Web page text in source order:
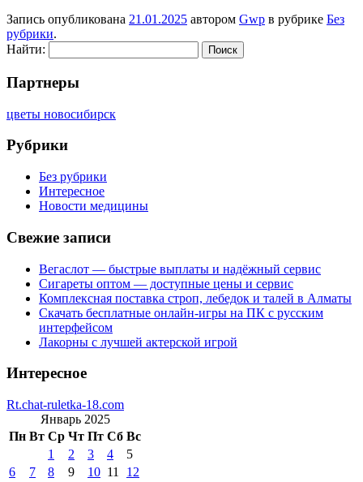
Запись опубликована 21.01.2025 автором Gwp в рубрике Без
рубрики.
Найти:
Партнеры
цветы новосибирск
Рубрики
Без рубрики
Интересное
Новости медицины
Свежие записи
Вегаслот — быстрые выплаты и надёжный сервис
Сигареты оптом — доступные цены и сервис
Комплексная поставка строп, лебедок и талей в Алматы
Скачать бесплатные онлайн-игры на ПК с русским
интерфейсом
Лакорны с лучшей актерской игрой
Интересное
Rt.chat-ruletka-18.com
Январь 2025
Пн Вт Ср Чт Пт Сб Вс
1 2 3 4
5
6
7 8 9 10 11
12